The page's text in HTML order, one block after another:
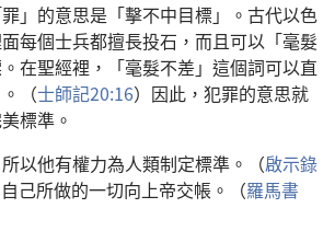
」的意思是「擊不中目標」。古代以色
每個士兵都擅長投石，而且可以「毫髮
在聖經裡，「毫髮不差」這個詞可以直
（士師記20:16）因此，犯罪的意思就
標準。
以他有權力為人類制定標準。（啟示錄
己所做的一切向上帝交帳。（羅馬書